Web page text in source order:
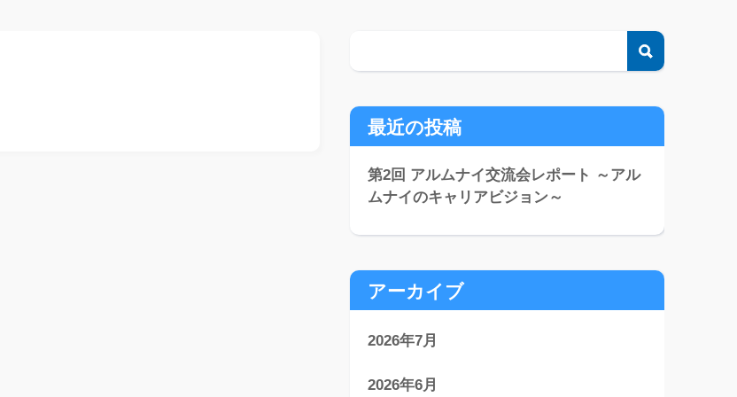
最近の投稿
第2回 アルムナイ交流会レポート ～アル
ムナイのキャリアビジョン～
アーカイブ
2026年7月
2026年6月